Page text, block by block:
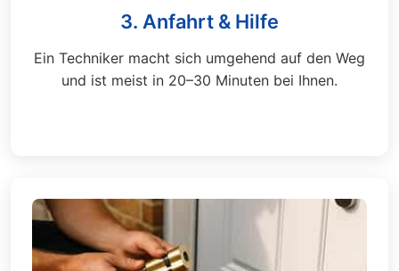
3. Anfahrt & Hilfe
Ein Techniker macht sich umgehend auf den Weg
und ist meist in 20–30 Minuten bei Ihnen.